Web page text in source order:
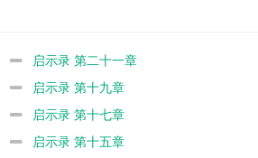
启示录 第二十一章
启示录 第十九章
启示录 第十七章
启示录 第十五章